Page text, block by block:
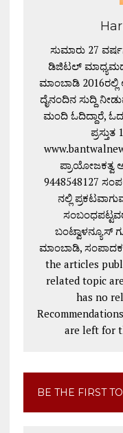
ಸುಮಾರು 27
ಡಿಜಿಟಲ್
ಮಾಂಬಾಡಿ
ದೈನಂದಿನ ಸುದ್ದಿ
ಮಂದಿ ಓದಿದ್ದಾರೆ,
ಪ್ರಾಯೋಜಕತ್ವ
9448548127
ನಲ್ಲಿ
ಬಂಟ್ವಾಳನ್ಯೂಸ್
ಮಾಂಬಾಡಿ,
the articles
related topic
has no
are left for
BE THE FIRST